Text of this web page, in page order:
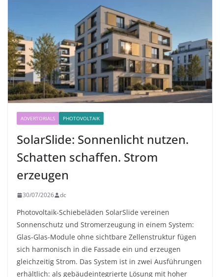
ADVERTORIALS PHOTOVOLTAIK
SolarSlide: Sonnenlicht nutzen.
Schatten schaffen. Strom
erzeugen
30/07/2026 dc
Photovoltaik-Schiebeläden SolarSlide vereinen
Sonnenschutz und Stromerzeugung in einem System:
Glas-Glas-Module ohne sichtbare Zellenstruktur fügen
sich harmonisch in die Fassade ein und erzeugen
gleichzeitig Strom. Das System ist in zwei Ausführungen
erhältlich: als gebäudeintegrierte Lösung mit hoher